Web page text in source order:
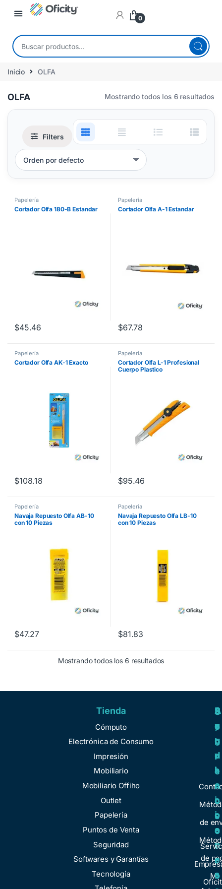
0
Inicio OLFA
OLFA Mostrando todos los 6 resultados
Filters
Papelería
Cortador Olfa 180-B Estandar
$45.46
Papelería
Cortador Olfa A-1 Estandar
$67.78
Papelería
Cortador Olfa AK-1 Exacto
$108.18
Papelería
Cortador Olfa L-1 Profesional
Cuerpo Plastico
$95.46
Papelería
Navaja Repuesto Olfa AB-10
con 10 Piezas
$47.27
Papelería
Navaja Repuesto Olfa LB-10
con 10 Piezas
$81.83
Mostrando todos los 6 resultados
Tienda
Cómputo
Electrónica de Consumo
Impresión
Mobiliario
Mobiliario Offiho
Outlet
Papelería
Puntos de Venta
Seguridad
Softwares y Garantías
Tecnología
A
y
u
d
a
de
de
Mi
S
o
b
r
e
n
o
s
o
t
r
o
R
e
g
u
l
a
c
i
o
n
e
s
S
e
r
v
i
c
i
o
s